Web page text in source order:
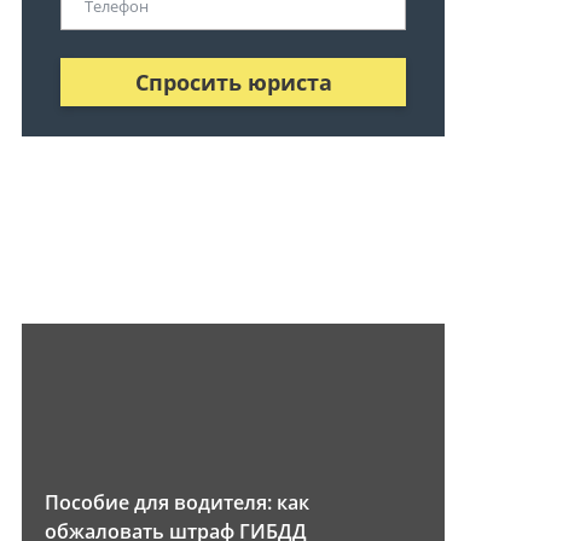
Спросить юриста
Пособие для водителя: как
обжаловать штраф ГИБДД